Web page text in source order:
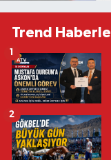
Trend
1
2